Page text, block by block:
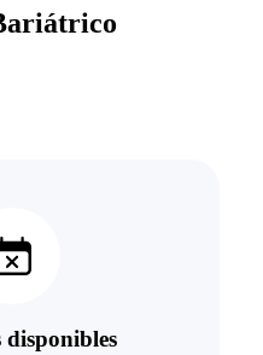
disponibles